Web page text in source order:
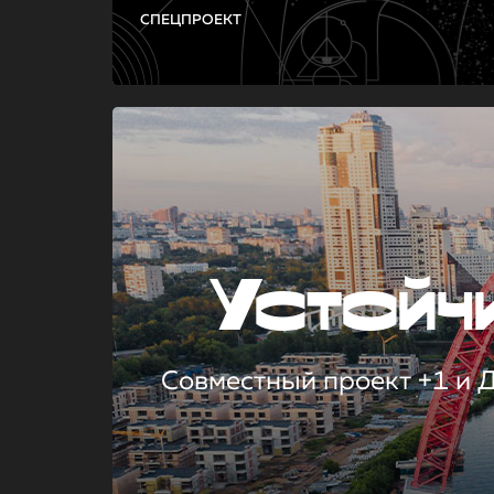
СПЕЦПРОЕКТ
Совместный проект +1 и